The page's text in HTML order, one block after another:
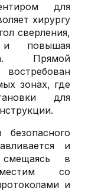
для
хирургу
сверления,
и повышая
Прямой
зонах, где
для
и
в
со
и